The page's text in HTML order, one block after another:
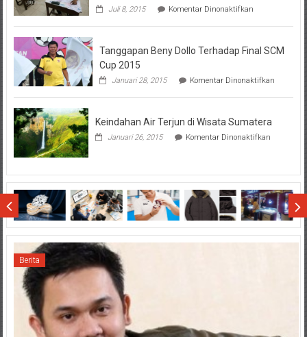
Juli 8, 2015 Komentar Dinonaktifkanpada
Hal-
Penting
Hasil
Tanggapan Beny Dollo Terhadap Final SCM
Cup 2015
Januari 28, 2015 Komentar Dinonaktifkanpada
Beny
Keindahan Air Terjun di Wisata Sumatera
Januari 26, 2015 Komentar Dinonaktifkanpada
di
Wisata
Sumatera
Berita